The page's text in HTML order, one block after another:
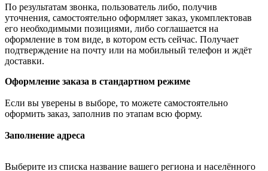
По результатам звонка, пользователь либо, получив
уточнения, самостоятельно оформляет заказ, укомплектовав
его необходимыми позициями, либо соглашается на
оформление в том виде, в котором есть сейчас. Получает
подтверждение на почту или на мобильный телефон и ждёт
доставки.
Оформление заказа в стандартном режиме
Если вы уверены в выборе, то можете самостоятельно
оформить заказ, заполнив по этапам всю форму.
Заполнение адреса
Выберите из списка название вашего региона и населённого